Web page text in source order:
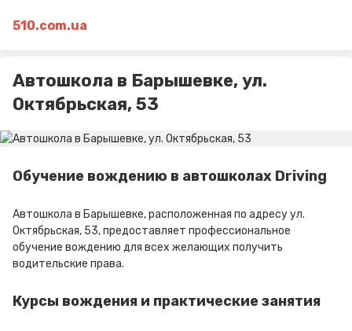
510.com.ua
Автошкола в Барышевке, ул.
Октябрьская, 53
Обучение вождению в автошколах Driving
Автошкола в Барышевке, расположенная по адресу ул.
Октябрьская, 53, предоставляет профессиональное
обучение вождению для всех желающих получить
водительские права.
Курсы вождения и практические занятия